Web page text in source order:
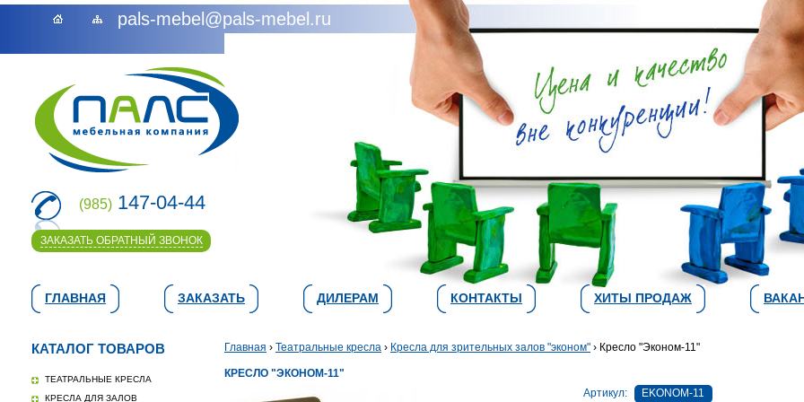
pals-mebel@pals-mebel.ru
(985) 147-04-44
ЗАКАЗАТЬ ОБРАТНЫЙ ЗВОНОК
ГЛАВНАЯ ЗАКАЗАТЬ ДИЛЕРАМ КОНТАКТЫ ХИТЫ ПРОДАЖ
КАТАЛОГ ТОВАРОВ
ТЕАТРАЛЬНЫЕ КРЕСЛА
КРЕСЛА ДЛЯ ЗАЛОВ
Главная › Театральные кресла › Кресла для зрительных залов "эконом" › Кресло "Эконом-11"
КРЕСЛО "ЭКОНОМ-11"
Артикул:
EKONOM-11